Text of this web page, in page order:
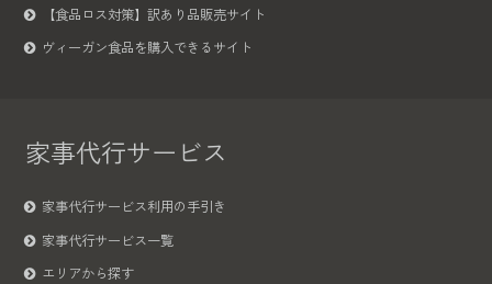
【食品ロス対策】訳あり品販売サイト
ヴィーガン食品を購入できるサイト
家事代行サービス
家事代行サービス利用の手引き
家事代行サービス一覧
エリアから探す